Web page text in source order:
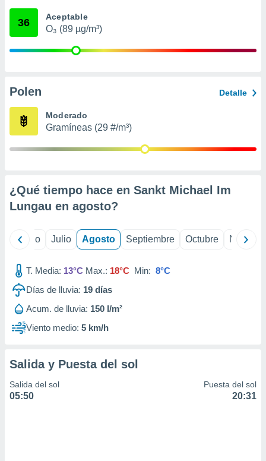
mediante
publicidad
de
36 Aceptable
O₃ (89 µg/m³)
Polen Detalle
Moderado
Gramíneas (29 #/m³)
¿Qué tiempo hace en Sankt Michael Im
Lungau en agosto?
Junio Julio Agosto Septiembre Octubre
T. Media: 13°C Max.: 18°C Min: 8°C
Días de lluvia: 19 días
Acum. de lluvia: 150 l/m²
Viento medio: 5 km/h
Salida y Puesta del sol
Salida del sol
05:50
Puesta del sol
20:31